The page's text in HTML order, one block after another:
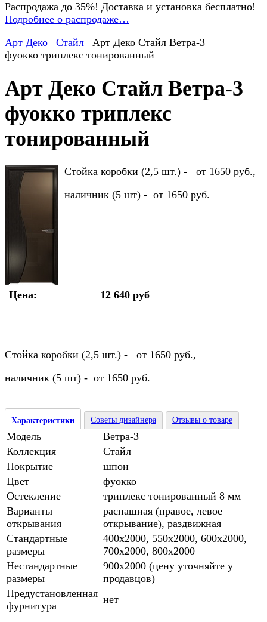
Распродажа до 35%! Доставка и установка бесплатно!
Подробнее о распродаже…
Арт Деко
Стайл
Арт Деко Стайл Ветра-3
фуокко триплекс тонированный
Арт Деко Стайл Ветра-3
фуокко триплекс
тонированный
Стойка коробки (2,5 шт.) - от 1650 руб.,
наличник (5 шт) - от 1650 руб.
Цена: 12 640 руб
Стойка коробки (2,5 шт.) - от 1650 руб.,
наличник (5 шт) - от 1650 руб.
Характеристики Советы дизайнера Отзывы о товаре
Модель
Ветра-3
Коллекция
Стайл
Покрытие
шпон
Цвет
фуокко
Остекление
триплекс тонированный 8 мм
Варианты
открывания
распашная (правое, левое
открывание), раздвижная
Стандартные
размеры
400х2000, 550х2000, 600х2000,
700х2000, 800х2000
Нестандартные
размеры
900х2000 (цену уточняйте у
продавцов)
Предустановленная
фурнитура
нет